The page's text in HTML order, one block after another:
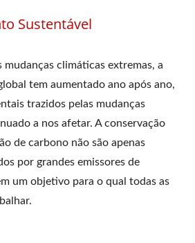
Sustentável
mudanças climáticas extremas, a
tem aumentado ano após ano,
trazidos pelas mudanças
a nos afetar. A conservação
de carbono não são apenas
por grandes emissores de
um objetivo para o qual todas as